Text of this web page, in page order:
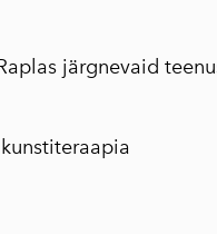
järgnevaid